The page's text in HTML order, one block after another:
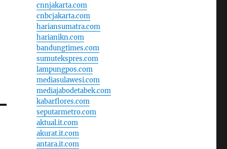
cnnjakarta.com
cnbcjakarta.com
hariansumatra.com
harianikn.com
bandungtimes.com
sumutekspres.com
lampungpos.com
mediasulawesi.com
mediajabodetabek.com
kabarflores.com
seputarmetro.com
aktual.it.com
akurat.it.com
antara.it.com